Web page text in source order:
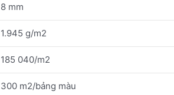
8 mm
1.945 g/m2
185 040/m2
300 m2/bảng màu